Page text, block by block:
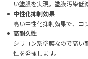
い塗膜を実現。塗膜汚染低
中性化抑制効果
高い中性化抑制効果で、コ
高耐久性
シリコン系塗膜なので高い
性を発揮します。